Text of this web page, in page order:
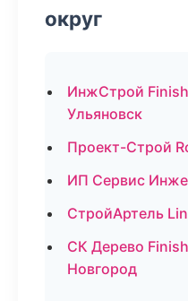
округ
ИнжСтрой
Ульяновск
Проект-Строй
ИП Сервис
СтройАртель
СК Дерево
Новгород